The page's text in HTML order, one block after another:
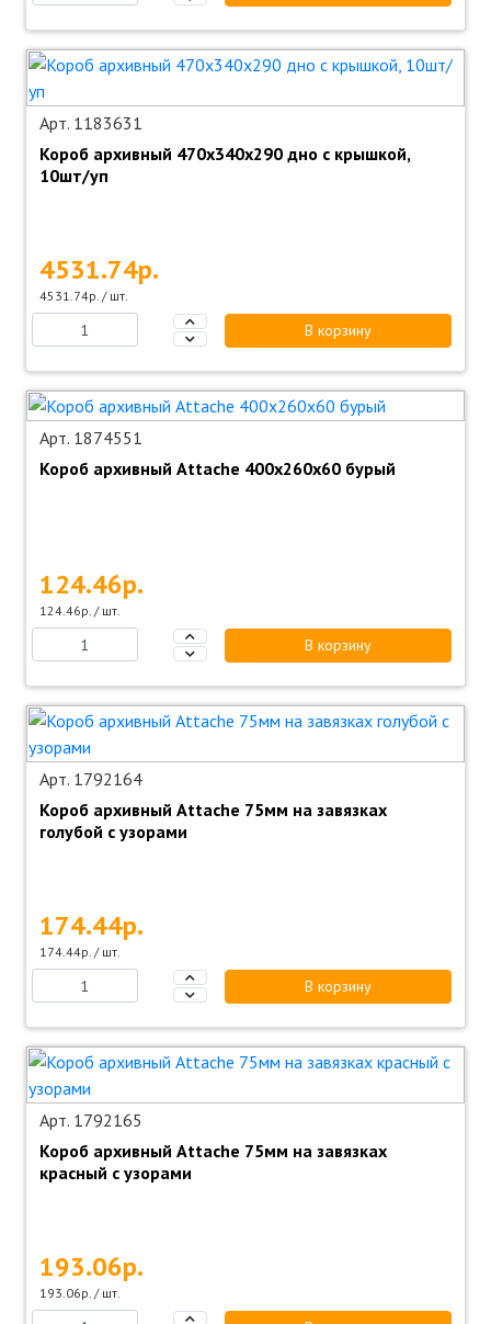
Арт. 1183631
Короб архивный 470х340х290 дно с крышкой,
10шт/уп
4531.74р.
4531.74р. / шт.
В корзину
Арт. 1874551
Короб архивный Attache 400х260х60 бурый
124.46р.
124.46р. / шт.
В корзину
Арт. 1792164
Короб архивный Attache 75мм на завязках
голубой с узорами
174.44р.
174.44р. / шт.
В корзину
Арт. 1792165
Короб архивный Attache 75мм на завязках
красный с узорами
193.06р.
193.06р. / шт.